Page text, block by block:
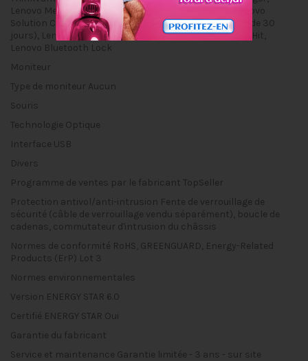
Lenovo Message Center Plus, ThinkVantage Tools, Lenovo
Solution Center, McAfee LiveSafe (version d'évaluation de 30
jours), Lenovo Desktop Power Manager, SHAREit, REACHit,
Lenovo Bluetooth Lock
Moniteur
Type de moniteur Aucun
Souris
Technologie Optique
Interface USB
Divers
Programme de ventes par le fabricant TopSeller
Protection antivol/anti-intrusion Fente de verrouillage de
sécurité (câble de verrouillage vendu séparément), boucle de
cadenas, commutateur d'intrusion du châssis
Normes de conformité RoHS, GREENGUARD, Energy-Related
Products (ErP) Lot 3
Normes environnementales
Version ENERGY STAR 6.0
Certifié ENERGY STAR Oui
Garantie du fabricant
Service et maintenance Garantie limitée - 3 ans - sur site